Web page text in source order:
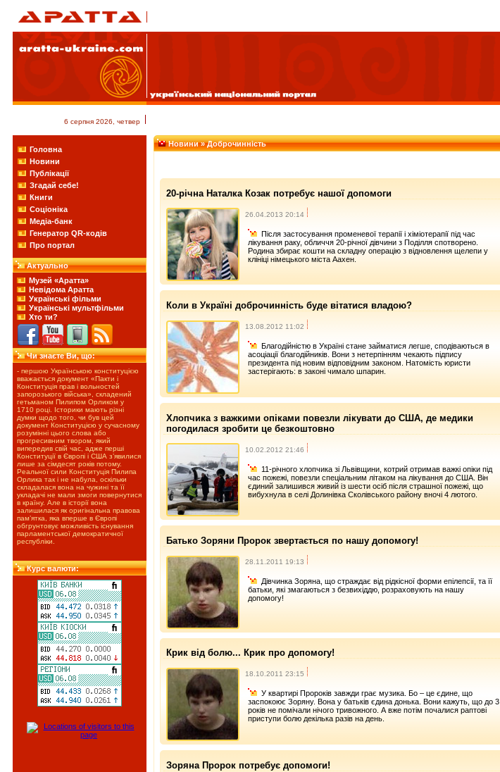
6 серпня 2026, четвер
Головна
Новини
Публікації
Згадай себе!
Книги
Соціоніка
Медіа-банк
Генератор QR-кодів
Про портал
Актуально
Музей «Аратта»
Невідома Аратта
Українські фільми
Українські мультфільми
Хто ти?
Чи знаєте Ви, що:
- першою Українською конституцією
вважається документ «Пакти і
Конституція прав і вольностей
запорозького війська», складений
гетьманом Пилипом Орликом у
1710 році. Історики мають різні
думки щодо того, чи був цей
документ Конституцією у сучасному
розумінні цього слова або
прогресивним твором, який
випередив свій час, адже перші
Конституції в Європі і США з’явилися
лише за сімдесят років потому.
Реальної сили Конституція Пилипа
Орлика так і не набула, оскільки
складалася вона на чужині та її
укладачі не мали змоги повернутися
в країну. Але в історії вона
залишилася як оригінальна правова
пам’ятка, яка вперше в Європі
обгрунтовує можливість існування
парламентської демократичної
республіки.
Курс валюти:
Новини» Доброчинність
20-річна Наталка Козак потребує нашої допомоги
26.04.2013 20:14
Після застосування променевої терапії і хіміотерапії під час
лікування раку, обличчя 20-річної дівчини з Поділля спотворено.
Родина збирає кошти на складну операцію з відновлення щелепи у
клініці німецького міста Аахен.
Коли в Україні доброчинність буде вітатися владою?
13.08.2012 11:02
Благодійністю в Україні стане займатися легше, сподіваються в
асоціації благодійників. Вони з нетерпінням чекають підпису
президента під новим відповідним законом. Натомість юристи
застерігають: в законі чимало шпарин.
Хлопчика з важкими опіками повезли лікувати до США, де медики
погодилася зробити це безкоштовно
10.02.2012 21:46
11-річного хлопчика зі Львівщини, котрий отримав важкі опіки під
час пожежі, повезли спеціальним літаком на лікування до США. Він
єдиний залишився живий із шести осіб після страшної пожежі, що
вибухнула в селі Долинівка Сколівського району вночі 4 лютого.
Батько Зоряни Пророк звертається по нашу допомогу!
28.11.2011 19:13
Дівчинка Зоряна, що страждає від рідкісної форми епілепсії, та її
батьки, які змагаються з безвихіддю, розраховують на нашу
допомогу!
Крик від болю... Крик про допомогу!
18.10.2011 23:15
У квартирі Пророків завжди грає музика. Бо – це єдине, що
заспокоює Зоряну. Вона у батьків єдина донька. Вони кажуть, що до 3
років не помічали нічого тривожного. А вже потім почалися раптові
приступи болю декілька разів на день.
Зоряна Пророк потребує допомоги!